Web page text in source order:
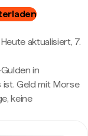
Heute aktualisiert, 7.
in
Geld mit Morse
keine